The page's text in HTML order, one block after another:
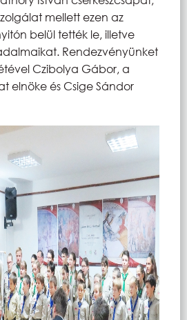
mellett ezen az
belül tették le, illetve
Rendezvényünket
Czibolya Gábor, a
elnöke és Csige Sándor